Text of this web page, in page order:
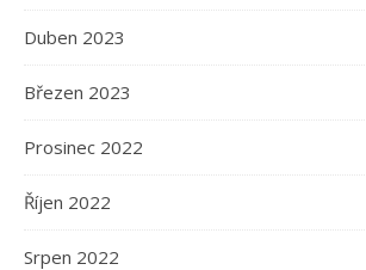
Duben 2023
Březen 2023
Prosinec 2022
Říjen 2022
Srpen 2022